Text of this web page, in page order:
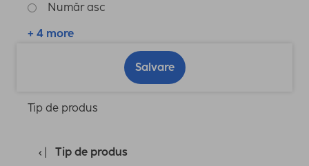
Număr asc
+ 4 more
Salvare
Tip de produs
Tip de produs